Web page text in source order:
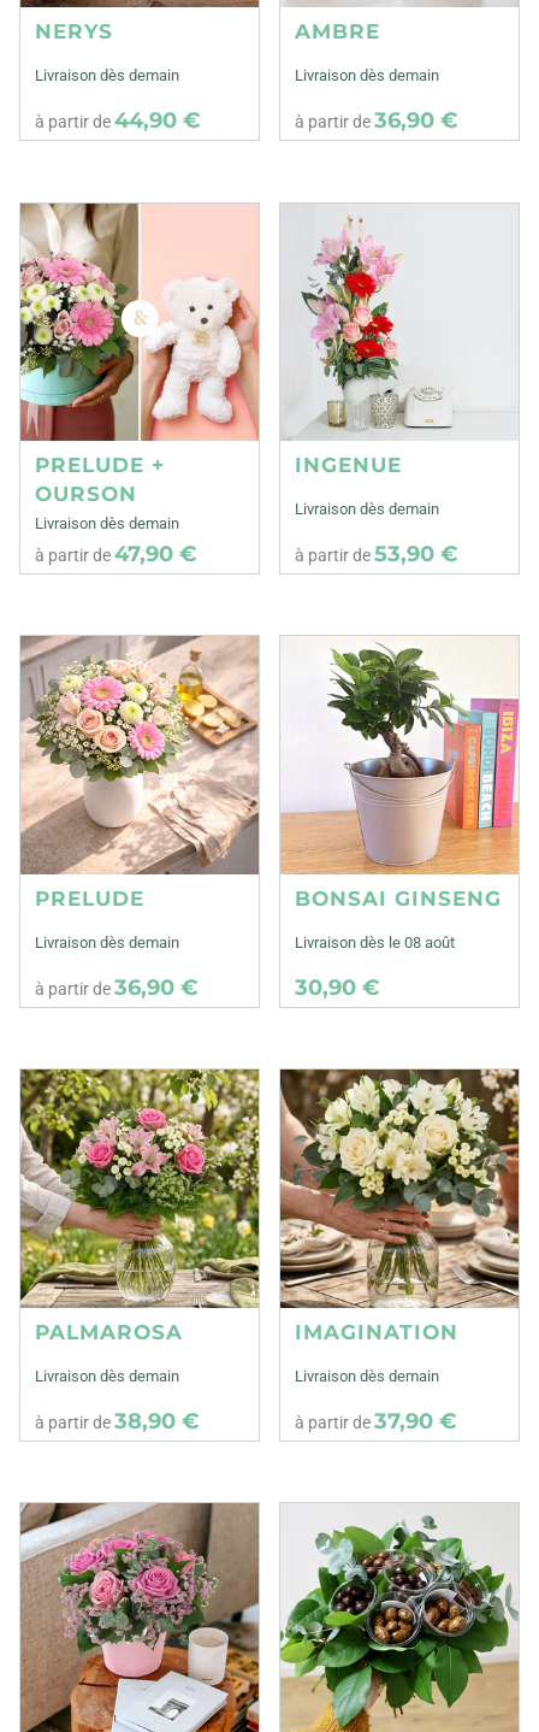
NERYS
Livraison dès demain
à partir de44,90 €
AMBRE
Livraison dès demain
à partir de36,90 €
PRELUDE +
OURSON
Livraison dès demain
à partir de47,90 €
INGENUE
Livraison dès demain
à partir de53,90 €
PRELUDE
Livraison dès demain
à partir de36,90 €
BONSAI GINSENG
Livraison dès le 08 août
30,90 €
PALMAROSA
Livraison dès demain
à partir de38,90 €
IMAGINATION
Livraison dès demain
à partir de37,90 €